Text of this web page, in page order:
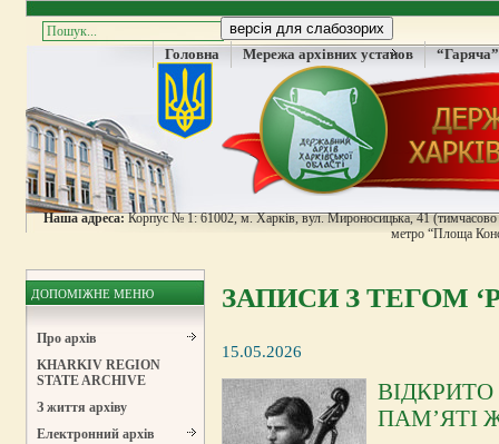
Головна Мережа архівних установ
Наша адреса:Корпус № 1: 61002, м. Харків, вул. Мироносицька, 41
метро “Площа
ДОПОМІЖНЕ МЕНЮ
Про архів
KHARKIV REGION
STATE ARCHIVE
З життя архіву
Електронний архів
ЗАПИСИ З ТЕГОМ
15.05.2026
ПАМ’ЯТІ